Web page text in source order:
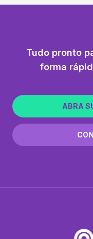
Tudo pronto
forma
ABRA